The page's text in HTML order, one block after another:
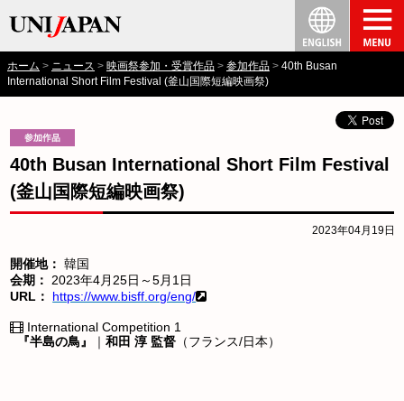
ホーム ニュース 映画祭参加・受賞作品 参加作品
40th Busan
International Short Film Festival (釜山国際短編映画祭)
40th Busan International Short Film Festival
(釜山国際短編映画祭)
2023年04月19日
開催地： 韓国
会期： 2023年4月25日～5月1日
URL： https://www.bisff.org/eng/
International Competition 1
『半島の鳥』
｜和田 淳 監督 （フランス/日本）